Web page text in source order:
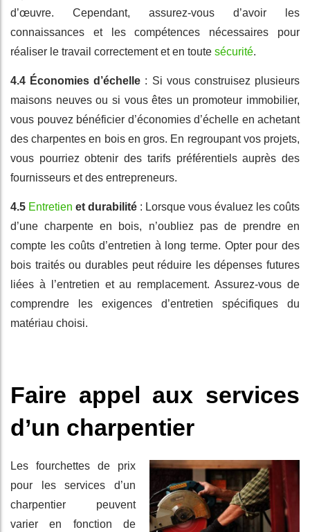
d’œuvre. Cependant, assurez-vous d’avoir les
connaissances et les compétences nécessaires pour
réaliser le travail correctement et en toute sécurité.
4.4 Économies d’échelle : Si vous construisez plusieurs
maisons neuves ou si vous êtes un promoteur immobilier,
vous pouvez bénéficier d’économies d’échelle en achetant
des charpentes en bois en gros. En regroupant vos projets,
vous pourriez obtenir des tarifs préférentiels auprès des
fournisseurs et des entrepreneurs.
4.5 Entretien et durabilité : Lorsque vous évaluez les coûts
d’une charpente en bois, n’oubliez pas de prendre en
compte les coûts d’entretien à long terme. Opter pour des
bois traités ou durables peut réduire les dépenses futures
liées à l’entretien et au remplacement. Assurez-vous de
comprendre les exigences d’entretien spécifiques du
matériau choisi.
Faire appel aux services
d’un charpentier
Les fourchettes de prix
pour les services d’un
charpentier peuvent
varier en fonction de